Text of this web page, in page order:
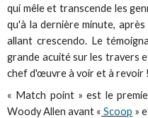
qui mêle et transcende les
qu'à la dernière minute,
allant crescendo. Le
grande acuité sur les travers
chef d'œuvre à voir et à revoir !
« Match point » est le
Woody Allen avant « Scoop »